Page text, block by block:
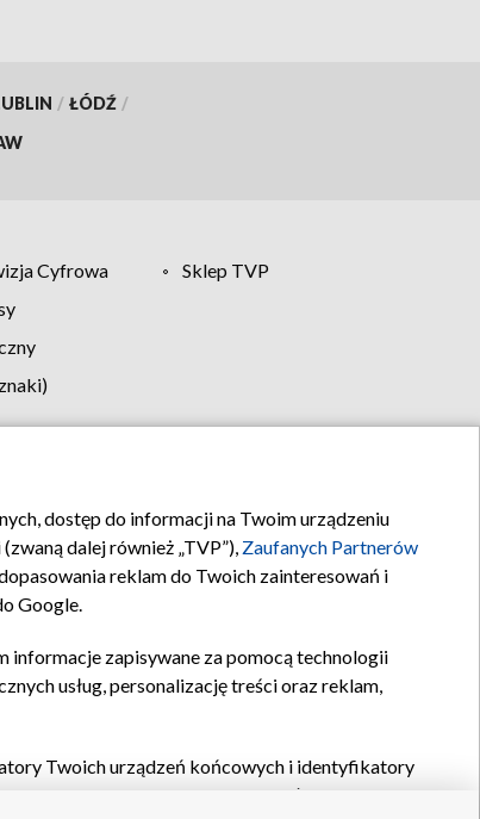
/ ŁÓDŹ /
Cyfrowa
Sklep TVP
Kontakt
dostęp do informacji na Twoim urządzeniu
dalej również „TVP”), Zaufanych Partnerów
reklam do Twoich zainteresowań i
Google.
informacje zapisywane za pomocą technologii
usług, personalizację treści oraz reklam,
Twoich urządzeń końcowych i identyfikatory
oraz pozostałych